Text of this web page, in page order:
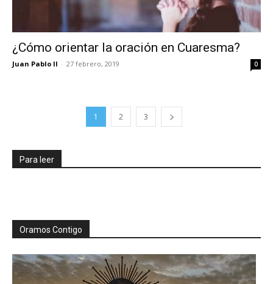
¿Cómo orientar la oración en Cuaresma?
Juan Pablo II - 27 febrero, 2019 0
1 2 3
Para leer
Oramos Contigo